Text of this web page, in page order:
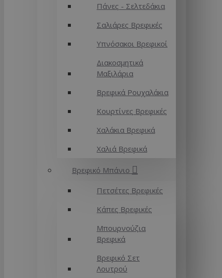
Πάνες - Σελτεδάκια
Σαλιάρες Βρεφικές
Υπνόσακοι Βρεφικοί
Διακοσμητικά
Μαξιλάρια
Βρεφικά Ρουχαλάκια
Κουρτίνες Βρεφικές
Χαλάκια Βρεφικά
Χαλιά Βρεφικά
Βρεφικό Μπάνιο
Πετσέτες Βρεφικές
Κάπες Βρεφικές
Μπουρνούζια
Βρεφικά
Βρεφικό Σετ
Λουτρού